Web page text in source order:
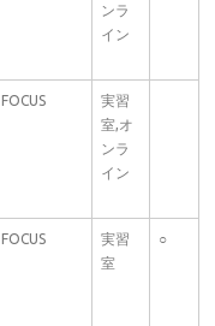
ンラ
イン
FOCUS
実習
室,オ
ンラ
イン
FOCUS
実習
室
○